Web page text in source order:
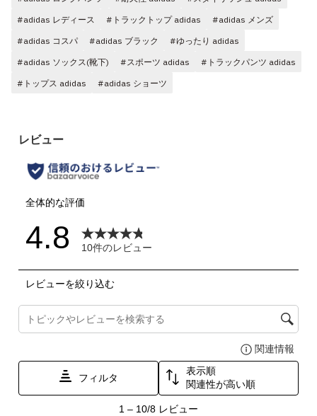
#adidas レディース
#トラックトップ adidas
#adidas メンズ
#adidas コスパ
#adidas ブラック
#ゆったり adidas
#adidas ソックス(靴下)
#スポーツ adidas
#トラックパンツ adidas
#トップス adidas
#adidas ショーツ